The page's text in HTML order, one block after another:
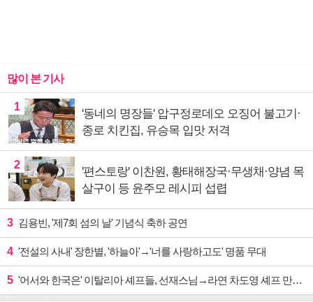
많이 본 기사
1
'동네의 명장들' 압구정로데오 오징어 불고기·
종로 치킨집, 유승목 입맛 저격
2
'편스토랑' 이찬원, 황태해장국·무생채·양념 목
살구이 등 윤주모 레시피 섭렵
3 김용빈, '제7회 섬의 날' 기념식 축하 공연
4 '전설의 사내' 장한별, '하늘아'→'너를 사랑하고도' 명품 무대
5 '어서와 한국은' 이탈리아 셰프들, 선재스님→라연 차도영 셰프 만난다